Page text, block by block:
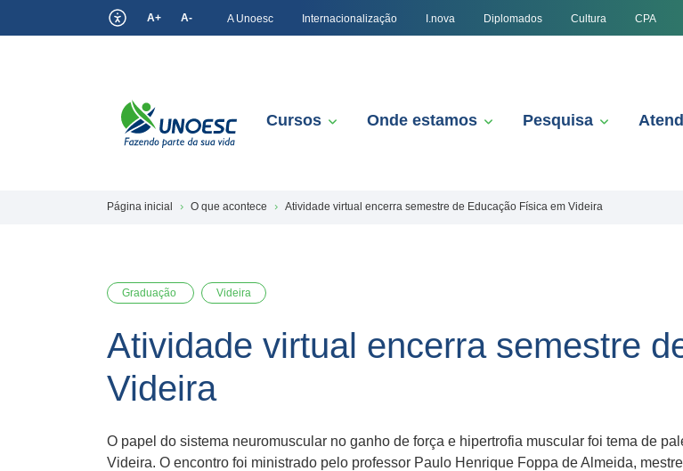
A+ A- A Unoesc Internacionalização I.nova Diplomados Cultura CPA
Cursos Onde estamos Pesquisa
Página inicial O que acontece Atividade virtual encerra semestre de Educação Física em Videira
Graduação Videira
Atividade virtual encerra semestre
Videira
O papel do sistema neuromuscular no ganho de força e hipertrofia muscular foi tema de
Videira. O encontro foi ministrado pelo professor Paulo Henrique Foppa de Almeida,